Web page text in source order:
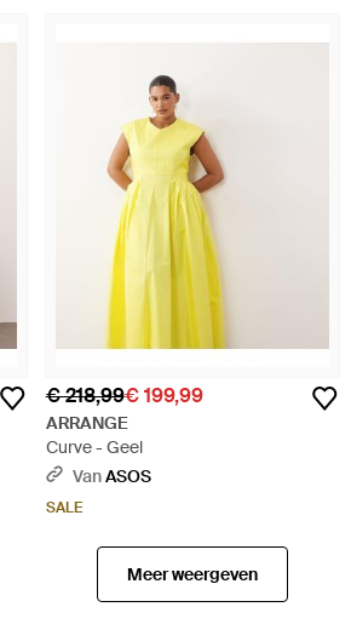
€ 218,99€ 199,99
ARRANGE
Curve - Geel
VanASOS
SALE
Meer weergeven